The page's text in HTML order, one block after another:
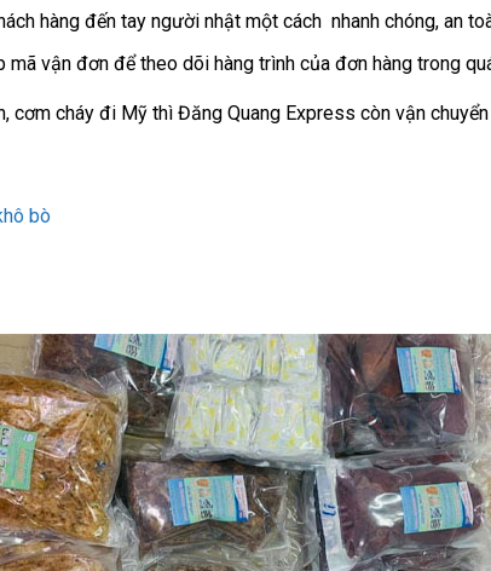
hàng đến tay người nhật một cách nhanh chóng, an
mã vận đơn để theo dõi hàng trình của đơn hàng trong
cơm cháy đi Mỹ thì Đăng Quang Express còn vận
bò